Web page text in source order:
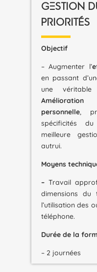
GESTION
PRIORITÉS
Objectif
– Augmenter l’
en passant
une
personnelle,
spécificités
meilleure
autrui.
Moyens
– Travail
dimensions du
l’utilisation des
téléphone.
Durée de la
– 2 journées